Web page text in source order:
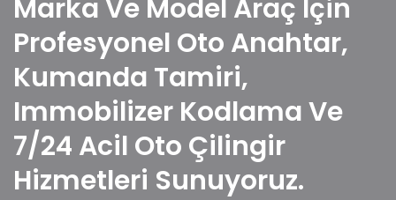
Marka Ve Model Araç Için
Profesyonel Oto Anahtar,
Kumanda Tamiri,
Immobilizer Kodlama Ve
7/24 Acil Oto Çilingir
Hizmetleri Sunuyoruz.